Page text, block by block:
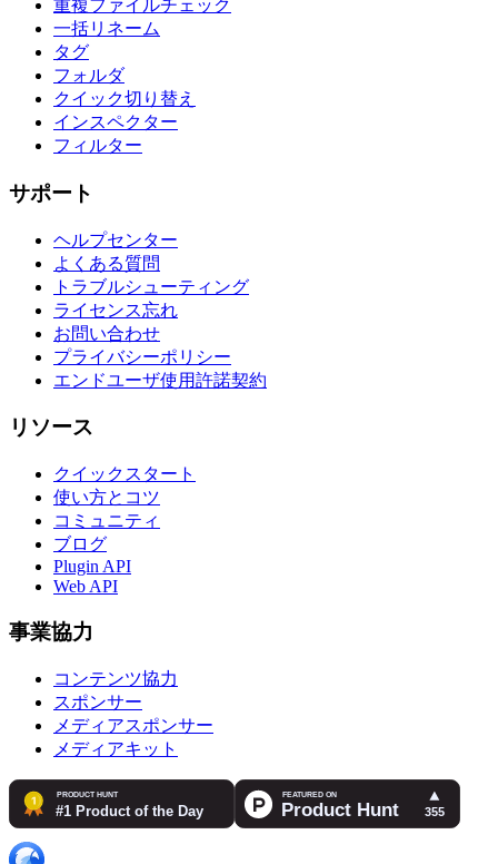
重複ファイルチェック
一括リネーム
タグ
フォルダ
クイック切り替え
インスペクター
フィルター
サポート
ヘルプセンター
よくある質問
トラブルシューティング
ライセンス忘れ
お問い合わせ
プライバシーポリシー
エンドユーザ使用許諾契約
リソース
クイックスタート
使い方とコツ
コミュニティ
ブログ
Plugin API
Web API
事業協力
コンテンツ協力
スポンサー
メディアスポンサー
メディアキット